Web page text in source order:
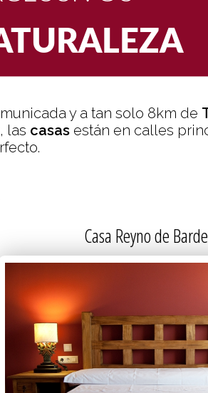
y a tan solo 8km de
las casas están en calles
Casa Reyno de